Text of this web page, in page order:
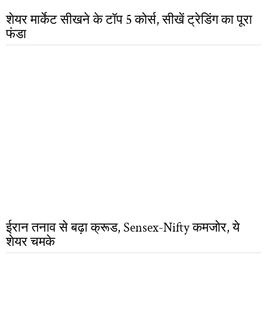
शेयर मार्केट सीखने के टॉप 5 कोर्स, सीखें ट्रेडिंग का पूरा
फंडा
ईरान तनाव से बढ़ा क्रूड, Sensex-Nifty कमजोर, ये
शेयर चमके